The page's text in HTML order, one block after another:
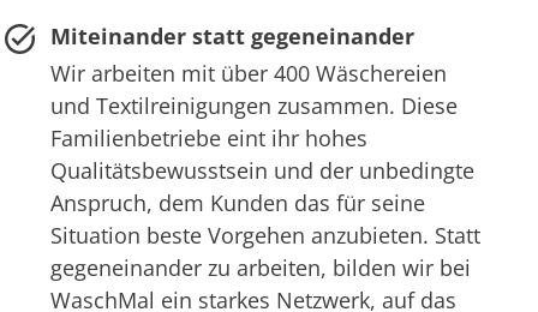
Miteinander statt gegeneinander
Wir arbeiten mit über 400 Wäschereien
und Textilreinigungen zusammen. Diese
Familienbetriebe eint ihr hohes
Qualitätsbewusstsein und der unbedingte
Anspruch, dem Kunden das für seine
Situation beste Vorgehen anzubieten. Statt
gegeneinander zu arbeiten, bilden wir bei
WaschMal ein starkes Netzwerk, auf das